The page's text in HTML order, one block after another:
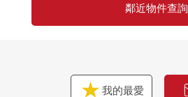
鄰近物件查詢
我的最愛